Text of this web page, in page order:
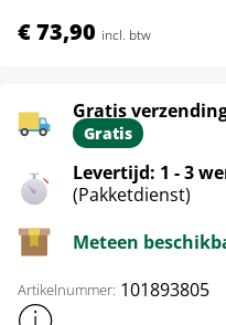
€ 73,90 incl. btw
Gratis
Gratis
Levertijd: 1 - 3
(Pakketdienst)
Meteen
Artikelnummer: 101893805
Toon meer productinformatie